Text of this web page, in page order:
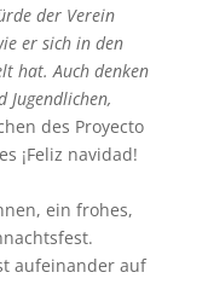
der Verein
er sich in den
hat. Auch denken
Jugendlichen,
des Proyecto
¡Feliz navidad!
ein frohes,
aufeinander auf